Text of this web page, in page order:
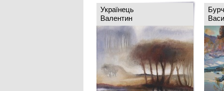
Українець
Валентин
Бурч